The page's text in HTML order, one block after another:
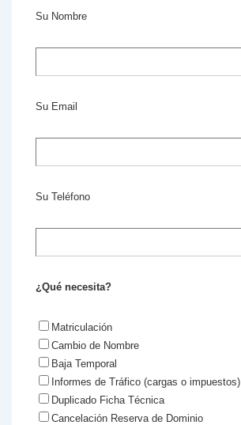
Su Nombre
Su Email
Su Teléfono
¿Qué necesita?
Matriculación
Cambio de Nombre
Baja Temporal
Informes de Tráfico (cargas o impuestos)
Duplicado Ficha Técnica
Cancelación Reserva de Dominio